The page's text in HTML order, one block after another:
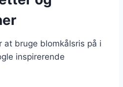
at bruge blomkålsris på i
inspirerende